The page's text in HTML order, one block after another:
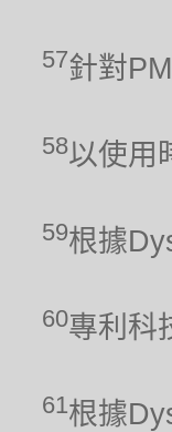
57針對
58以使用
59根據
60專利科
61根據